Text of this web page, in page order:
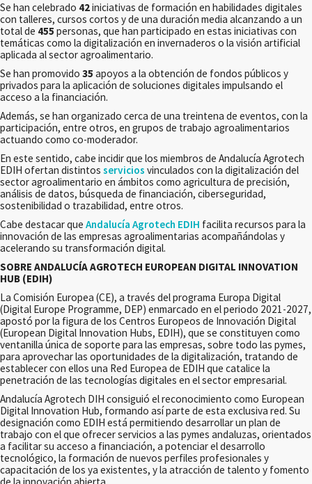
Se han celebrado 42iniciativas de formación en habilidades digitales
con talleres, cursos cortos y de una duración media alcanzando a un
total de 455 personas, que han participado en estas iniciativas con
temáticas como la digitalización en invernaderos o la visión artificial
aplicada al sector agroalimentario.
Se han promovido 35 apoyos a la obtención de fondos públicos y
privados para la aplicación de soluciones digitales impulsando el
acceso a la financiación.
Además, se han organizado cerca de una treintena de eventos, con la
participación, entre otros, en grupos de trabajo agroalimentarios
actuando como co-moderador.
En este sentido, cabe incidir que los miembros de Andalucía Agrotech
EDIH ofertan distintos servicios vinculados con la digitalización del
sector agroalimentario en ámbitos como agricultura de precisión,
análisis de datos, búsqueda de financiación, ciberseguridad,
sostenibilidad o trazabilidad, entre otros.
Cabe destacar que Andalucía Agrotech EDIH facilita recursos para la
innovación de las empresas agroalimentarias acompañándolas y
acelerando su transformación digital.
SOBRE ANDALUCÍA AGROTECH EUROPEAN DIGITAL INNOVATION
HUB (EDIH)
La Comisión Europea (CE), a través del programa Europa Digital
(Digital Europe Programme, DEP) enmarcado en el periodo 2021-2027,
apostó por la figura de los Centros Europeos de Innovación Digital
(European Digital Innovation Hubs, EDIH), que se constituyen como
ventanilla única de soporte para las empresas, sobre todo las pymes,
para aprovechar las oportunidades de la digitalización, tratando de
establecer con ellos una Red Europea de EDIH que catalice la
penetración de las tecnologías digitales en el sector empresarial.
Andalucía Agrotech DIH consiguió el reconocimiento como European
Digital Innovation Hub, formando así parte de esta exclusiva red. Su
designación como EDIH está permitiendo desarrollar un plan de
trabajo con el que ofrecer servicios a las pymes andaluzas, orientados
a facilitar su acceso a financiación, a potenciar el desarrollo
tecnológico, la formación de nuevos perfiles profesionales y
capacitación de los ya existentes, y la atracción de talento y fomento